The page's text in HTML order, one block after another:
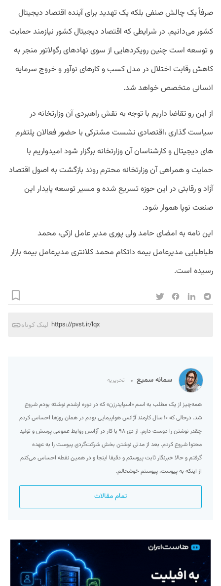
صرفاً یک چالش صنفی بلکه یک تهدید برای آینده اقتصاد دیجیتال
کشور می‌دانیم. در شرایطی که اقتصاد دیجیتال کشور نیازمند حمایت
و توسعه است چنین رویکردهایی از سوی نهادهای رگولاتور منجر به
کاهش رقابت اختلال در مدل کسب و کارهای نوآور و خروج سرمایه
انسانی متخصص خواهد شد.
از این رو تقاضا داریم با توجه به نقش راهبردی آن وزارتخانه در
سیاست گذاری ،اقتصادی نشست مشترکی با حضور فعالان پلتفرم
های دیجیتال و کارشناسان آن وزارتخانه برگزار شود امیدواریم با
حمایت و همراهی آن وزارتخانه محترم روند بازگشت به اصول اقتصاد
آزاد و رقابتی در این حوزه تسریع شده و مسیر توسعه پایدار این
صنعت نوپا هموار شود.
این نامه به امضای حامد ولی پوری مدیر عامل ازکی، محمد
طباطبایی مدیرعامل بیمه داتکام محمد کلانتری مدیرعامل بیمه بازار
رسیده است.
لینک کوتاه https://pvst.ir/lqx
سمانه سمیع تحریریه
همه‌چیز از یک مطلب به اسم «اسپایدرزن» که در دوره ارشدم نوشته بودم شروع
شد. درحالی که ۱۰ سال کارمند آژانس هواپیمایی بودم در همان روزها احساس کردم
چقدر نوشتن را دوست دارم. از دی ۹۸ با کار در آژانس روابط عمومی پرسش و تولید
محتوا شروع کردم. بعد از مدتی نوشتن بخش شرکت‌گردی پیوست را به عهده
گرفتم و حالا خبرنگار ثابت پیوستم و دقیقا اینجا و در همین نقطه احساس می‌کنم
از اینکه به پیوست، پیوستم خوشحالم.
تمام مقالات